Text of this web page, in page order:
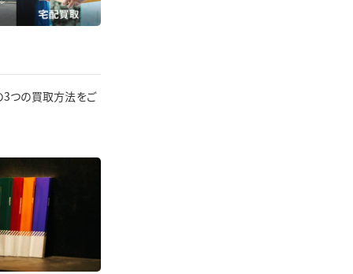
3つの買取方法をご